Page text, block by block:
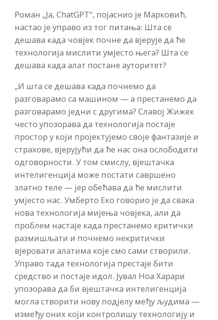
Роман „Ја, ChatGPT“, појаснио је Марковић,
настао је управо из тог питања: Шта се
дешава када човјек почне да вјерује да ће
технологија мислити умјесто њега? Шта се
дешава када алат постане ауторитет?
„И шта се дешава када почнемо да
разговарамо са машином — а престанемо да
разговарамо једни с другима? Славој Жижек
често упозорава да технологија постаје
простор у који пројектујемо своје фантазије и
страхове, вјерујући да ће нас она ослободити
одговорности. У том смислу, вјештачка
интелигенција може постати савршено
златно теле — јер обећава да ће мислити
умјесто нас. Умберто Еко говорио је да свака
нова технологија мијења човјека, али да
проблем настаје када престанемо критички
размишљати и почнемо некритички
вјеровати алатима које смо сами створили.
Управо тада технологија престаје бити
средство и постаје идол. Јувал Ноа Харари
упозорава да би вјештачка интелигенција
могла створити нову подјелу међу људима —
између оних који контролишу технологију и